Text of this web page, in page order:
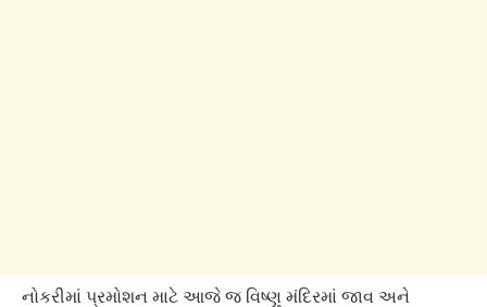
નોકરીમાં પ્રમોશન માટે આજે જ વિષ્ણુ મંદિરમાં જાવ અને